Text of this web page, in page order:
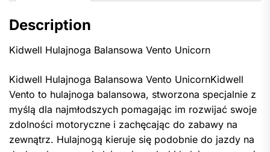
Description
Kidwell Hulajnoga Balansowa Vento Unicorn
Kidwell Hulajnoga Balansowa Vento UnicornKidwell
Vento to hulajnoga balansowa, stworzona specjalnie z
myślą dla najmłodszych pomagając im rozwijać swoje
zdolności motoryczne i zachęcając do zabawy na
zewnątrz. Hulajnogą kieruje się podobnie do jazdy na